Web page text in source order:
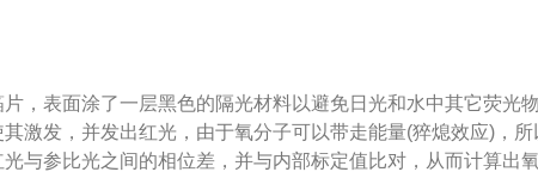
表面涂了一层黑色的隔光材料以避免日光和水中其它荧光
激发，并发出红光，由于氧分子可以带走能量(猝熄效应)，
与参比光之间的相位差，并与内部标定值比对，从而计算出